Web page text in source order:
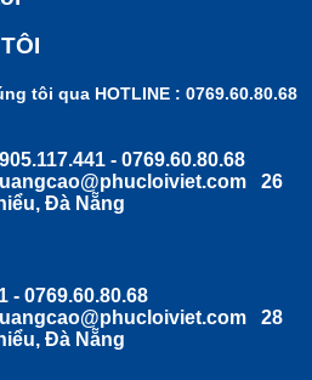
tôi qua HOTLINE : 0769.60.80.68
- 0769.60.80.68
26
Đà Nẵng
- 0769.60.80.68
28
Đà Nẵng